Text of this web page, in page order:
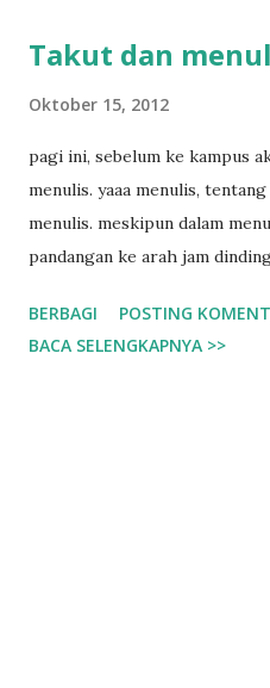
penulis yan rutin kukunjungi,
dibenakmu saat mendengar
terdoktrin kalau mendengar
benakku, dewasa.
Takut dan
Oktober 15, 2012
pagi ini, sebelum ke kampus
menulis. yaaa menulis,
menulis. meskipun dalam
pandangan ke arah jam
karena dihinggapi rasa takut
kuliahku belum selesai. apa
BERBAGI
POSTING
BACA SELENGKAPNYA >>